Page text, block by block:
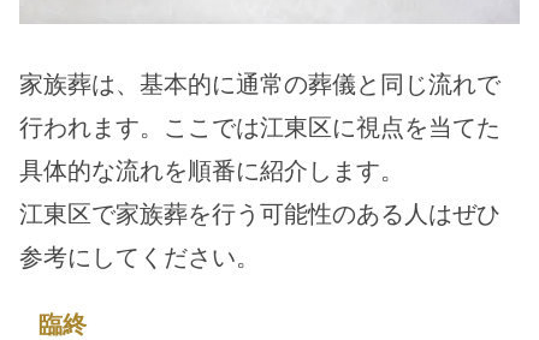
家族葬は、基本的に通常の葬儀と同じ流れで
行われます。ここでは江東区に視点を当てた
具体的な流れを順番に紹介します。
江東区で家族葬を行う可能性のある人はぜひ
参考にしてください。
臨終